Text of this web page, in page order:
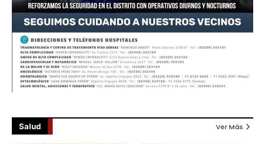
Salud Ver Más